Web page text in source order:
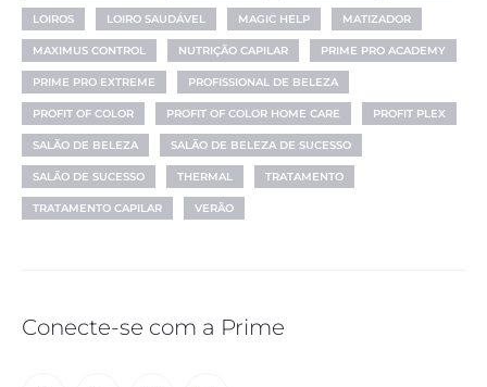
LOIROS LOIRO SAUDÁVEL MAGIC HELP MATIZADOR
MAXIMUS CONTROL NUTRIÇÃO CAPILAR PRIME PRO ACADEMY
PRIME PRO EXTREME PROFISSIONAL DE BELEZA
PROFIT OF COLOR PROFIT OF COLOR HOME CARE PROFIT PLEX
SALÃO DE BELEZA SALÃO DE BELEZA DE SUCESSO
SALÃO DE SUCESSO THERMAL TRATAMENTO
TRATAMENTO CAPILAR VERÃO
Conecte-se com a Prime